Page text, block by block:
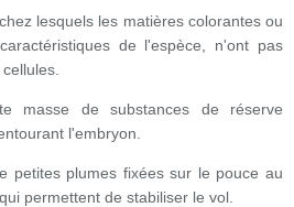
lesquels les matières colorantes ou
de l'espèce, n'ont pas
masse de substances de réserve
l'embryon.
petites plumes fixées sur le pouce au
permettent de stabiliser le vol.